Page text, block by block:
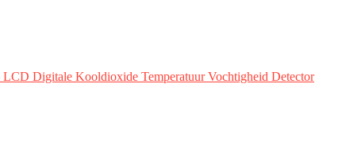
Digitale Kooldioxide Temperatuur Vochtigheid Detector